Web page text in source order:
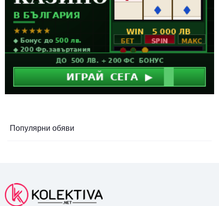
Популярни обяви